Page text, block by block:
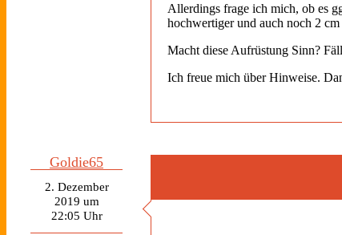
Allerdings frage ich mich, ob es
hochwertiger und auch noch 2 cm
Macht diese Aufrüstung Sinn?
Ich freue mich über Hinweise.
Goldie65
2. Dezember
2019 um
22:05 Uhr